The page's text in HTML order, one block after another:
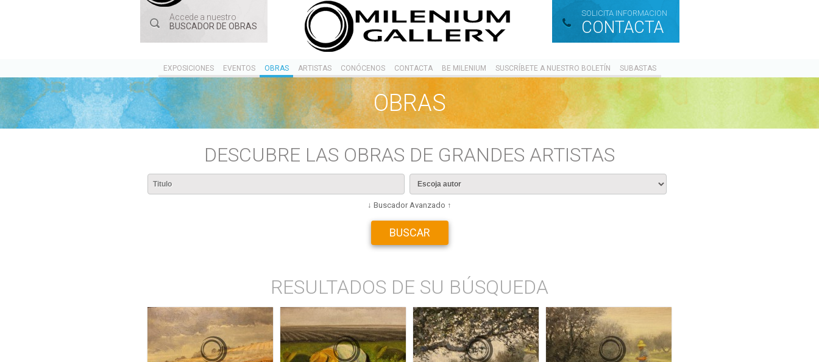
Accede a nuestro
BUSCADOR DE OBRAS
SOLICITA INFORMACION
CONTACTA
EXPOSICIONES EVENTOS OBRAS ARTISTAS CONÓCENOS CONTACTA BE MILENIUM SUSCRÍBETE A NUESTRO BOLETÍN SUBASTAS
OBRAS
DESCUBRE LAS OBRAS DE GRANDES ARTISTAS
↓ Buscador Avanzado ↑
RESULTADOS DE SU BÚSQUEDA